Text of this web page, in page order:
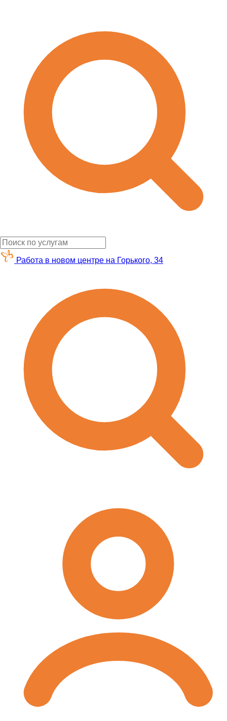
Работа в новом центре на Горького, 34